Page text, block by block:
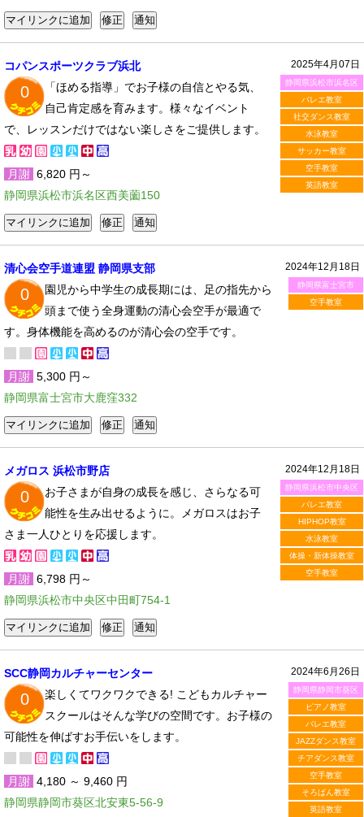
2025年4月07日
静岡県浜松市浜名区
バレエ教室
社交ダンス教室
水泳教室
サッカー教室
空手教室
英語教室
コパンスポーツクラブ浜北
0
「ほめる指導」でお子様の自信とやる気、
自己肯定感を育みます。様々なイベント
で、レッスンだけではない楽しさをご提供します。
月謝 6,820 円～
静岡県浜松市浜名区西美薗150
2024年12月18日
静岡県富士宮市
空手教室
清心会空手道連盟 静岡県支部
0
園児から中学生の成長期には、足の指先から
頭まで使う全身運動の清心会空手が最適で
す。身体機能を高めるのが清心会の空手です。
月謝 5,300 円～
静岡県富士宮市大鹿窪332
2024年12月18日
静岡県浜松市中央区
バレエ教室
HIPHOP教室
水泳教室
体操・新体操教室
空手教室
メガロス 浜松市野店
0
お子さまが自身の成長を感じ、さらなる可
能性を生み出せるように。メガロスはお子
さま一人ひとりを応援します。
月謝 6,798 円～
静岡県浜松市中央区中田町754-1
2024年6月26日
静岡県静岡市葵区
ピアノ教室
バレエ教室
JAZZダンス教室
チアダンス教室
空手教室
そろばん教室
英語教室
SCC静岡カルチャーセンター
0
楽しくてワクワクできる! こどもカルチャー
スクールはそんな学びの空間です。お子様の
可能性を伸ばすお手伝いをします。
月謝 4,180 ～ 9,460 円
静岡県静岡市葵区北安東5-56-9